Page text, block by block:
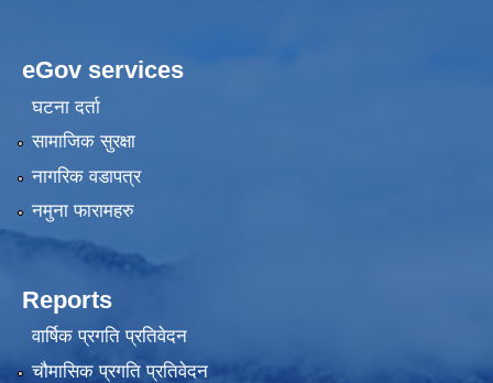
eGov services
घटना दर्ता
सामाजिक सुरक्षा
नागरिक वडापत्र
नमुना फारामहरु
Reports
वार्षिक प्रगति प्रतिवेदन
चौमासिक प्रगति प्रतिवेदन